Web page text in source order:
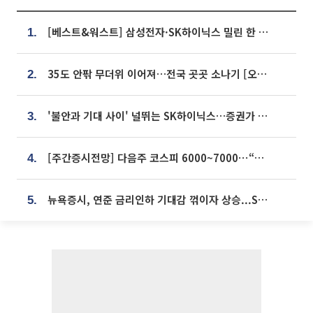
1. [베스트&워스트] 삼성전자·SK하이닉스 밀린 한 주…상상인증권은 85% 급등
2. 35도 안팎 무더위 이어져…전국 곳곳 소나기 [오늘 날씨]
3. '불안과 기대 사이' 널뛰는 SK하이닉스…증권가 "HBM4·LTA 기반 펀터멘털 견고"
4. [주간증시전망] 다음주 코스피 6000~7000⋯“外人 수급은 정책이 변수”
5. 뉴욕증시, 연준 금리인하 기대감 꺾이자 상승...S&P500 사상 최고치 [종합]